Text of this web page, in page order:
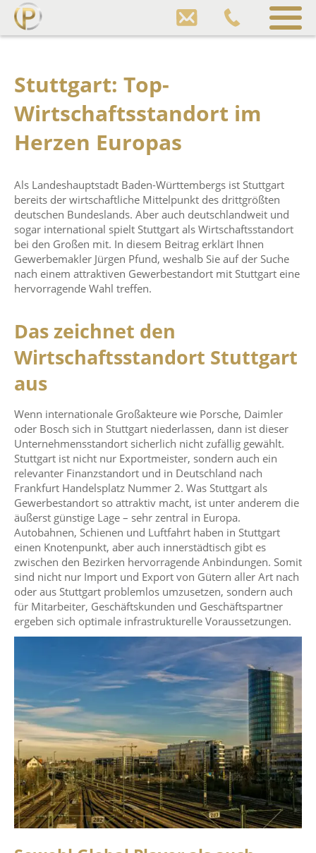
Inhalt
Pfund
Gewerbeimmobilien
Stuttgart: Top-
Wirtschaftsstandort im
Herzen Europas
Als Landeshauptstadt Baden-Württembergs ist Stuttgart
bereits der wirtschaftliche Mittelpunkt des drittgrößten
deutschen Bundeslands. Aber auch deutschlandweit und
sogar international spielt Stuttgart als Wirtschaftsstandort
bei den Großen mit. In diesem Beitrag erklärt Ihnen
Gewerbemakler Jürgen Pfund, weshalb Sie auf der Suche
nach einem attraktiven Gewerbestandort mit Stuttgart eine
hervorragende Wahl treffen.
Das zeichnet den
Wirtschaftsstandort Stuttgart
aus
Wenn internationale Großakteure wie Porsche, Daimler
oder Bosch sich in Stuttgart niederlassen, dann ist dieser
Unternehmensstandort sicherlich nicht zufällig gewählt.
Stuttgart ist nicht nur Exportmeister, sondern auch ein
relevanter Finanzstandort und in Deutschland nach
Frankfurt Handelsplatz Nummer 2. Was Stuttgart als
Gewerbestandort so attraktiv macht, ist unter anderem die
äußerst günstige Lage – sehr zentral in Europa.
Autobahnen, Schienen und Luftfahrt haben in Stuttgart
einen Knotenpunkt, aber auch innerstädtisch gibt es
zwischen den Bezirken hervorragende Anbindungen. Somit
sind nicht nur Import und Export von Gütern aller Art nach
oder aus Stuttgart problemlos umzusetzen, sondern auch
für Mitarbeiter, Geschäftskunden und Geschäftspartner
ergeben sich optimale infrastrukturelle Voraussetzungen.